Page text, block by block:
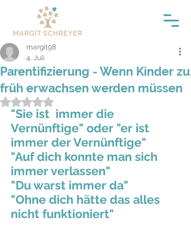
Parentifizierung - Wenn Kinder zu
früh erwachsen werden müssen
margit98
4. Juli
Mit NaN von 5 Sternen bewertet.
"Sie ist  immer die
Vernünftige" oder "er ist
immer der Vernünftige"
"Auf dich konnte man sich
immer verlassen"
"Du warst immer da"
"Ohne dich hätte das alles
nicht funktioniert"